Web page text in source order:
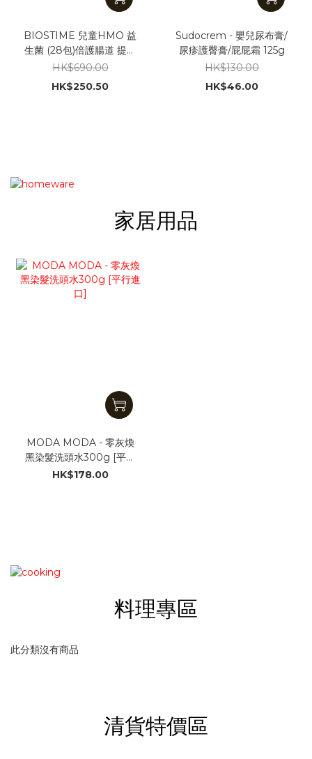
BIOSTIME 兒童HMO 益
生菌 (28包)倍護腸道 提升
免疫力
HK$690.00
HK$250.50
Sudocrem - 嬰兒尿布膏/
尿疹護臀膏/屁屁霜 125g
HK$130.00
HK$46.00
家居用品
MODA MODA - 零灰煥
黑染髮洗頭水300g [平行
進口]
HK$178.00
料理專區
此分類沒有商品
清貨特價區